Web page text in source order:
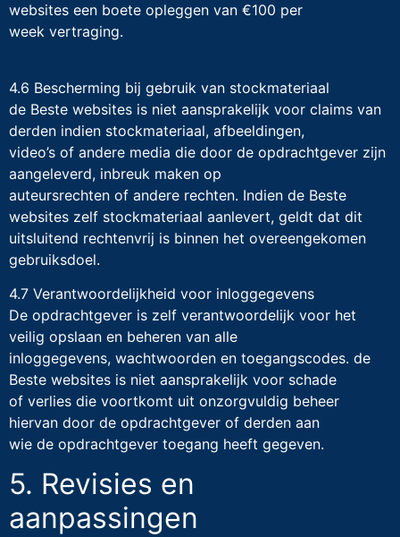
websites een boete opleggen van €100 per
week vertraging.
4.6 Bescherming bij gebruik van stockmateriaal
de Beste websites is niet aansprakelijk voor claims van
derden indien stockmateriaal, afbeeldingen,
video’s of andere media die door de opdrachtgever zijn
aangeleverd, inbreuk maken op
auteursrechten of andere rechten. Indien de Beste
websites zelf stockmateriaal aanlevert, geldt dat dit
uitsluitend rechtenvrij is binnen het overeengekomen
gebruiksdoel.
4.7 Verantwoordelijkheid voor inloggegevens
De opdrachtgever is zelf verantwoordelijk voor het
veilig opslaan en beheren van alle
inloggegevens, wachtwoorden en toegangscodes. de
Beste websites is niet aansprakelijk voor schade
of verlies die voortkomt uit onzorgvuldig beheer
hiervan door de opdrachtgever of derden aan
wie de opdrachtgever toegang heeft gegeven.
5. Revisies en
aanpassingen